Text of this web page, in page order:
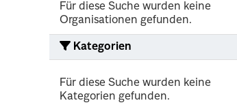
Für diese Suche wurden keine
Organisationen gefunden.
Kategorien
Für diese Suche wurden keine
Kategorien gefunden.